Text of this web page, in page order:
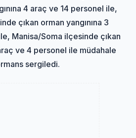
4 araç ve 14 personel ile,
çıkan orman yangınına 3
Manisa/Soma ilçesinde çıkan
ve 4 personel ile müdahale
sergiledi.